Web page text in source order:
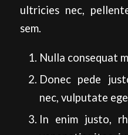
ultricies nec,
sem.
Nulla consequat
Donec pede
nec, vulputate
In enim justo,